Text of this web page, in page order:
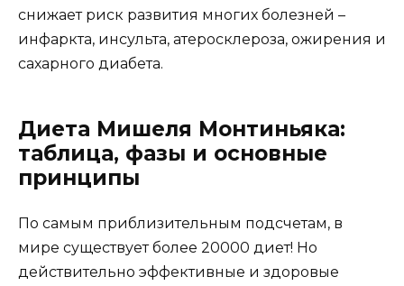
снижает риск развития многих болезней –
инфаркта, инсульта, атеросклероза, ожирения и
сахарного диабета.
Диета Мишеля Монтиньяка:
таблица, фазы и основные
принципы
По самым приблизительным подсчетам, в
мире существует более 20000 диет! Но
действительно эффективные и здоровые